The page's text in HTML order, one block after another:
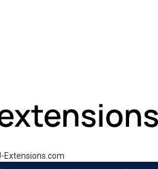
Extensions.com